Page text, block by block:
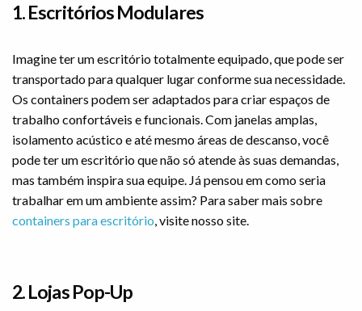
1. Escritórios Modulares
Imagine ter um escritório totalmente equipado, que pode ser
transportado para qualquer lugar conforme sua necessidade.
Os containers podem ser adaptados para criar espaços de
trabalho confortáveis e funcionais. Com janelas amplas,
isolamento acústico e até mesmo áreas de descanso, você
pode ter um escritório que não só atende às suas demandas,
mas também inspira sua equipe. Já pensou em como seria
trabalhar em um ambiente assim? Para saber mais sobre
containers para escritório, visite nosso site.
2. Lojas Pop-Up